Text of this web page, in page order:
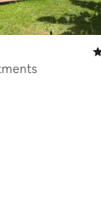
van 5 op 5, 6